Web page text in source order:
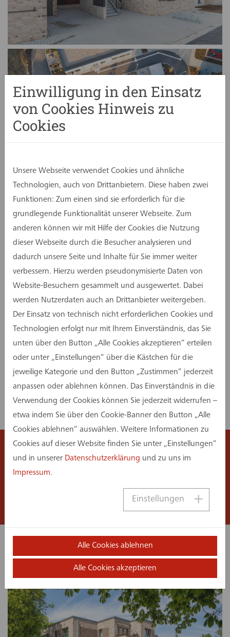
Mehr zu unseren Leistungen in
diesem Projekt:
Projektmanagement / Controlling
Ähnliche Projekte:
Einwilligung in den Einsatz
von Cookies Hinweis zu
Cookies
Unsere Webseite verwendet Cookies und ähnliche
Technologien, auch von Drittanbietern. Diese haben zwei
Funktionen: Zum einen sind sie erforderlich für die
grundlegende Funktionalität unserer Webseite. Zum
anderen können wir mit Hilfe der Cookies die Nutzung
dieser Webseite durch die Besucher analysieren und
dadurch unsere Seite und Inhalte für Sie immer weiter
verbessern. Hierzu werden pseudonymisierte Daten von
Website-Besuchern gesammelt und ausgewertet. Dabei
werden Nutzerdaten auch an Drittanbieter weitergeben.
Der Einsatz von technisch nicht erforderlichen Cookies und
Technologien erfolgt nur mit Ihrem Einverständnis, das Sie
unten über den Button „Alle Cookies akzeptieren“ erteilen
oder unter „Einstellungen“ über die Kästchen für die
jeweilige Kategorie und den Button „Zustimmen“ jederzeit
anpassen oder ablehnen können. Das Einverständnis in die
Verwendung der Cookies können Sie jederzeit widerrufen –
etwa indem Sie über den Cookie-Banner den Button „Alle
Cookies ablehnen“ auswählen. Weitere Informationen zu
Cookies auf dieser Website finden Sie unter „Einstellungen“
und in unserer Datenschutzerklärung und zu uns im
Impressum.
Einstellungen
Alle Cookies ablehnen
Alle Cookies akzeptieren